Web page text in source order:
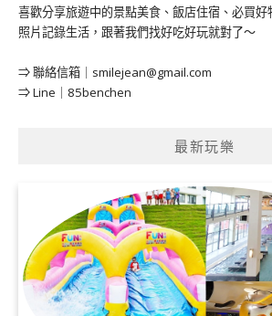
喜歡分享旅遊中的景點美食、飯店住宿、必買
照片記錄生活，跟著我們找好吃好玩就對了～
⇒ 聯絡信箱｜ smilejean@gmail.com
⇒ Line｜85benchen
最新玩樂